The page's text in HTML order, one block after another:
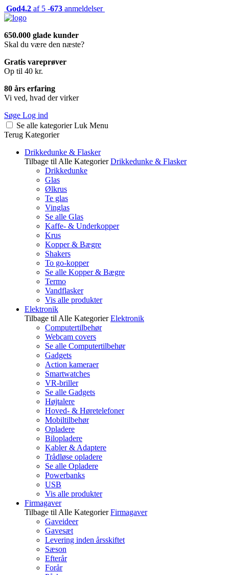
God4.2 af 5 -673 anmeldelser
650.000 glade kunder
Skal du være den næste?
Gratis vareprøver
Op til 40 kr.
80 års erfaring
Vi ved, hvad der virker
Søge Log ind
Se alle kategorier Luk Menu
Terug Kategorier
Drikkedunke & Flasker
Tilbage til Alle Kategorier Drikkedunke & Flasker
Drikkedunke
Glas
Ølkrus
Te glas
Vinglas
Se alle Glas
Kaffe- & Underkopper
Krus
Kopper & Bægre
Shakers
To go-kopper
Se alle Kopper & Bægre
Termo
Vandflasker
Vis alle produkter
Elektronik
Tilbage til Alle Kategorier Elektronik
Computertilbehør
Webcam covers
Se alle Computertilbehør
Gadgets
Action kameraer
Smartwatches
VR-briller
Se alle Gadgets
Højtalere
Hoved- & Høretelefoner
Mobiltilbehør
Opladere
Bilopladere
Kabler & Adaptere
Trådløse opladere
Se alle Opladere
Powerbanks
USB
Vis alle produkter
Firmagaver
Tilbage til Alle Kategorier Firmagaver
Gaveideer
Gavesæt
Levering inden årsskiftet
Sæson
Efterår
Forår